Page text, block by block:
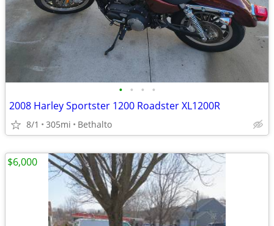
• • • •
2008 Harley Sportster 1200 Roadster XL1200R
8/1 305mi Bethalto
$6,000